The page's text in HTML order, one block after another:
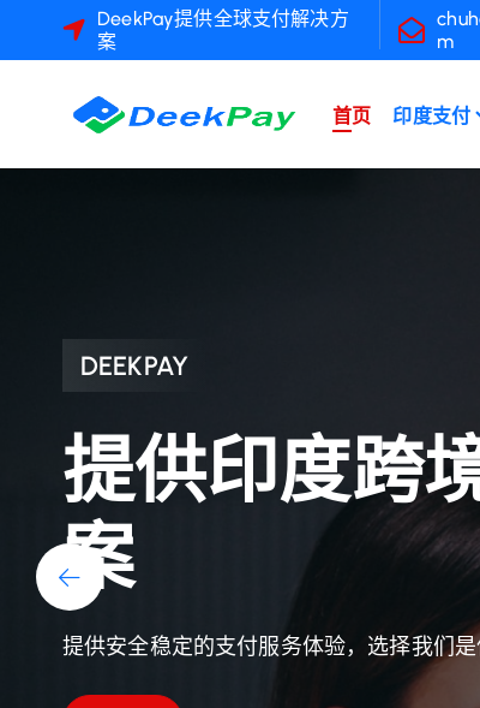
DeekPay提供全球支付解决方
案
m
首页 印度支付
DEEKPAY
提供印度跨
案
提供安全稳定的支付服务体验，选择我们